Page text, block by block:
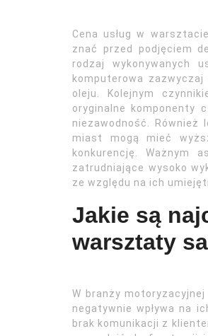
Cena usług w
znać przed podjęciem
rodzaj wykonywanych
komputerowa
oleju. Kolejnym
oryginalne komponenty
niezawodność.
miast mogą mieć
konkurencję. Ważnym
zatrudniające wysoko
ze względu na ich
Jakie są
warsztaty
W branży
negatywnie wpływa na
brak komunikacji z